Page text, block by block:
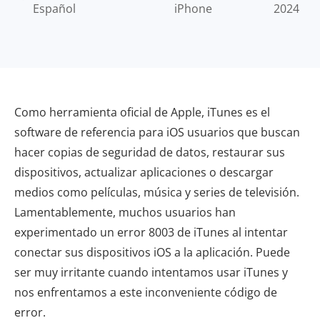
Español
iPhone
2024
Como herramienta oficial de Apple, iTunes es el
software de referencia para iOS usuarios que buscan
hacer copias de seguridad de datos, restaurar sus
dispositivos, actualizar aplicaciones o descargar
medios como películas, música y series de televisión.
Lamentablemente, muchos usuarios han
experimentado un error 8003 de iTunes al intentar
conectar sus dispositivos iOS a la aplicación. Puede
ser muy irritante cuando intentamos usar iTunes y
nos enfrentamos a este inconveniente código de
error.